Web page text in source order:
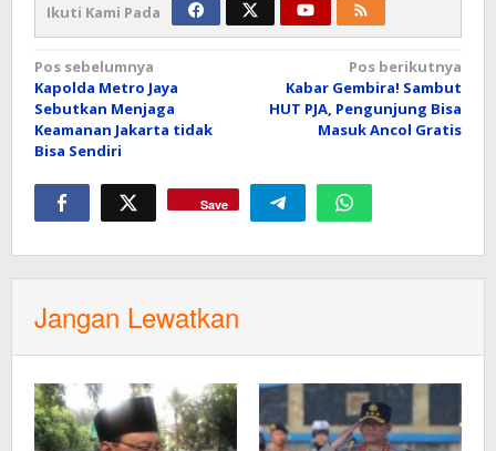
Ikuti Kami Pada
Navigasi
pos
Pos sebelumnya
Kapolda Metro Jaya
Sebutkan Menjaga
Keamanan Jakarta tidak
Bisa Sendiri
Pos berikutnya
Kabar Gembira! Sambut
HUT PJA, Pengunjung Bisa
Masuk Ancol Gratis
Save
Jangan Lewatkan